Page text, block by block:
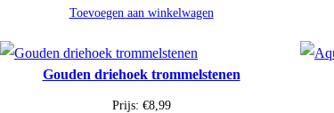
Toevoegen aan winkelwagen
Gouden driehoek trommelstenen
Prijs: €8,99